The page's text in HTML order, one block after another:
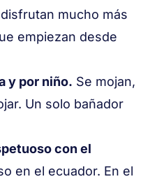
mucho más
empiezan desde
y por niño. Se mojan,
Un solo bañador
con el
en el ecuador. En el